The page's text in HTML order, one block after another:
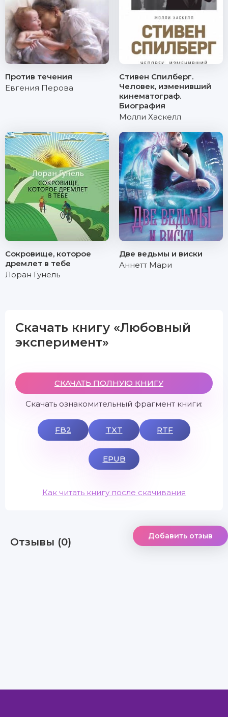
Против течения
Евгения Перова
Стивен Спилберг.
Человек, изменивший
кинематограф.
Биография
Молли Хаскелл
Сокровище, которое
дремлет в тебе
Лоран Гунель
Две ведьмы и виски
Аннетт Мари
Скачать книгу «Любовный
эксперимент»
СКАЧАТЬ ПОЛНУЮ КНИГУ
Скачать ознакомительный фрагмент книги:
FB2 TXT RTF
EPUB
Как читать книгу после скачивания
Отзывы (0) Добавить отзыв